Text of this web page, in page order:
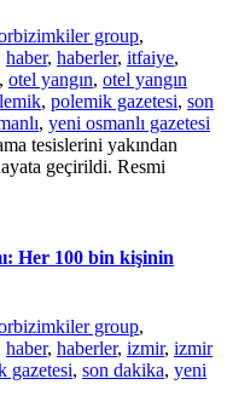
bizimkiler group,
haber, haberler, itfaiye,
, otel yangın, otel yangın
, polemik gazetesi, son
, yeni osmanlı gazetesi
tesislerini yakından
geçirildi. Resmi
Her 100 bin kişinin
bizimkiler group,
haber, haberler, izmir, izmir
gazetesi, son dakika, yeni